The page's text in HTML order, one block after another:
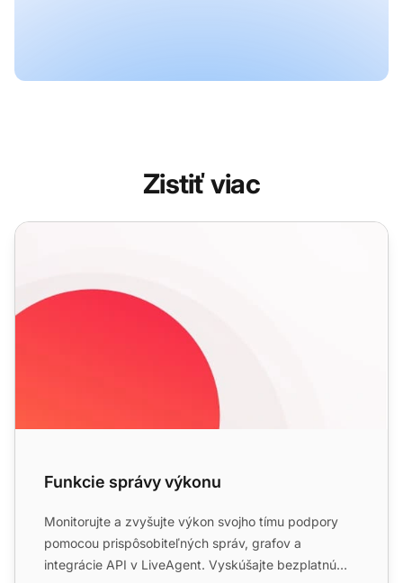
Zistiť viac
Funkcie správy výkonu
Funkcie správy výkonu
Monitorujte a zvyšujte výkon svojho tímu podpory
pomocou prispôsobiteľných správ, grafov a
integrácie API v LiveAgent. Vyskúšajte bezplatnú